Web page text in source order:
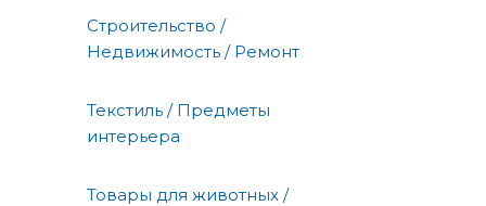
Строительство /
Недвижимость / Ремонт
Текстиль / Предметы
интерьера
Товары для животных /